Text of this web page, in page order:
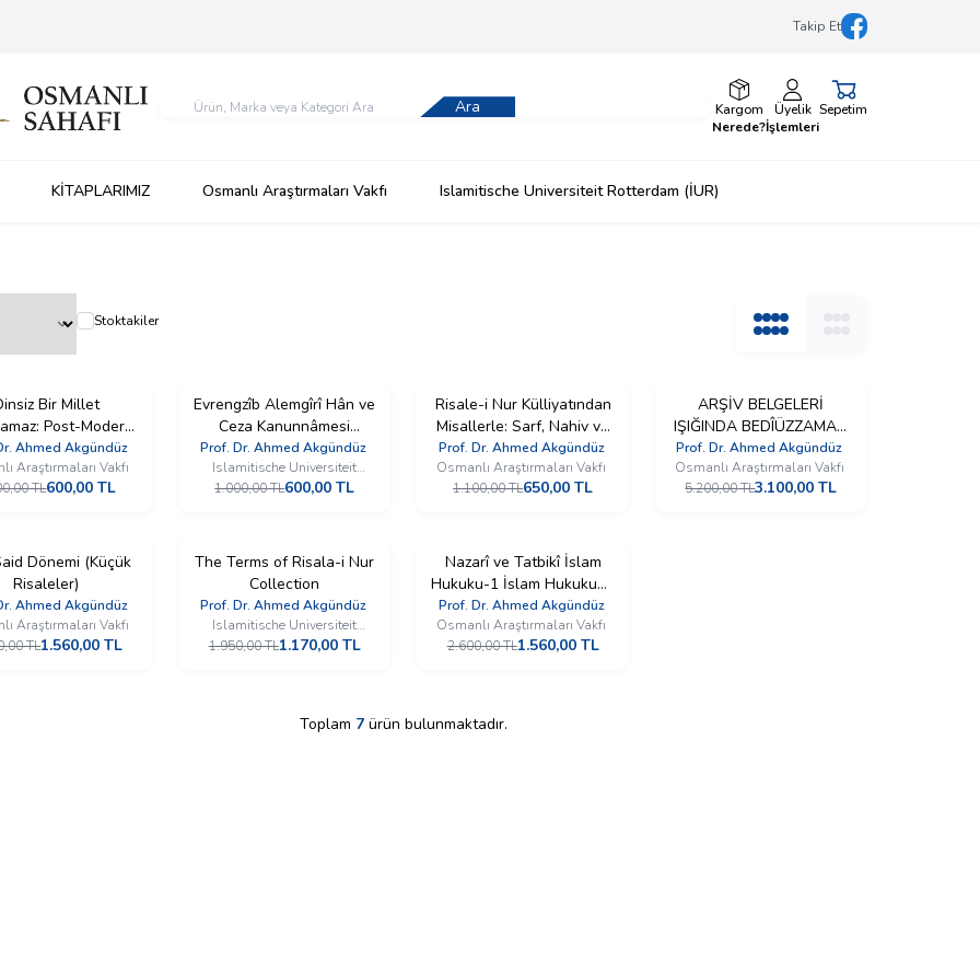
Takip EtFacebook
Ara
Kargom
Nerede?
Üyelik
İşlemleri
Sepetim
KİTAPLARIMIZ Osmanlı Araştırmaları Vakfı Islamitische Universiteit Rotterdam (İUR)
Stoktakiler
Bir Millet
Post-Modern
Hayatın Manası
Üzerine
Ahmed Akgündüz
Araştırmaları Vakfı
TL600,00 TL
%40
İndirim
YENI
Evrengzîb Alemgîrî Hân ve
Ceza Kanunnâmesi
(Ta'zîrât)
Prof. Dr. Ahmed Akgündüz
Islamitische Universiteit
Rotterdam (İUR)
1.000,00TL600,00 TL
%41
İndirim
YENI
Risale-i Nur Külliyatından
Misallerle: Sarf, Nahiv ve
Belagat İlimleri
Prof. Dr. Ahmed Akgündüz
Osmanlı Araştırmaları Vakfı
1.100,00TL650,00 TL
İndirim
ARŞİV BELGELERİ
IŞIĞINDA BEDÎÜZZAMAN
SAİD NURSÎ VE İLMÎ
ŞAHSİYETİ -5
Prof. Dr. Ahmed Akgündüz
Osmanlı Araştırmaları Vakfı
5.200,00TL3.100,00 TL
Dönemi (Küçük
Risaleler)
Ahmed Akgündüz
Araştırmaları Vakfı
TL1.560,00TL
%40
YENI
The Terms of Risala-i Nur
Collection
Prof. Dr. Ahmed Akgündüz
Islamitische Universiteit
Rotterdam (İUR)
1.950,00TL1.170,00TL
40
İndirim
YENI
Nazarî ve Tatbikî İslam
Hukuku-1 İslam Hukukuna
Giriş
Prof. Dr. Ahmed Akgündüz
Osmanlı Araştırmaları Vakfı
2.600,00TL1.560,00TL
Toplam 7 ürün bulunmaktadır.